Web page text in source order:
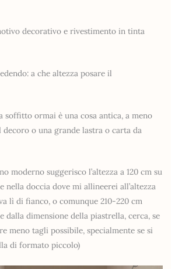
decorativo e rivestimento in tinta
a che altezza posare il
soffitto ormai è una cosa antica, a meno
decoro o una grande lastra o carta da
moderno suggerisco l’altezza a 120 cm su
nella doccia dove mi allineerei all’altezza
lì di fianco, o comunque 210-220 cm
dalla dimensione della piastrella, cerca, se
meno tagli possibile, specialmente se si
di formato piccolo)